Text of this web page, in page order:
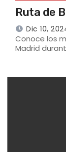
Ruta de
Dic 10,
Conoce los
Madrid